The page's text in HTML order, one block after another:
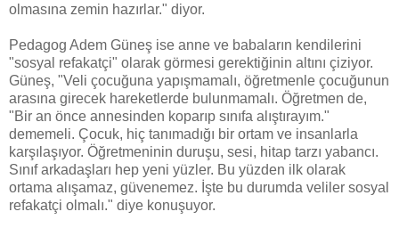
olmasına zemin hazırlar." diyor.
Pedagog Adem Güneş ise anne ve babaların kendilerini
"sosyal refakatçi" olarak görmesi gerektiğinin altını çiziyor.
Güneş, "Veli çocuğuna yapışmamalı, öğretmenle çocuğunun
arasına girecek hareketlerde bulunmamalı. Öğretmen de,
"Bir an önce annesinden koparıp sınıfa alıştırayım."
dememeli. Çocuk, hiç tanımadığı bir ortam ve insanlarla
karşılaşıyor. Öğretmeninin duruşu, sesi, hitap tarzı yabancı.
Sınıf arkadaşları hep yeni yüzler. Bu yüzden ilk olarak
ortama alışamaz, güvenemez. İşte bu durumda veliler sosyal
refakatçi olmalı." diye konuşuyor.